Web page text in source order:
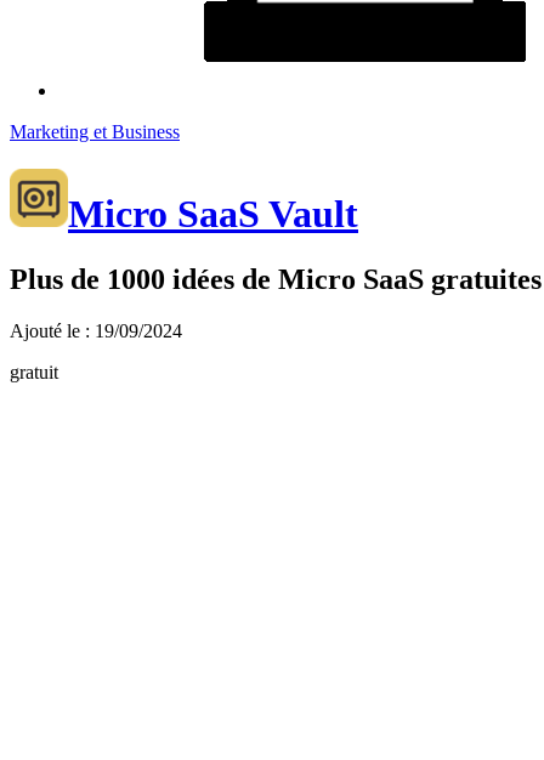
Marketing et Business
Micro SaaS Vault
Plus de 1000 idées de Micro SaaS
Ajouté le : 19/09/2024
gratuit